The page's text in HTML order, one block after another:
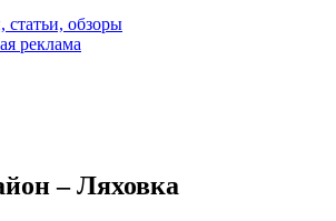
статьи, обзоры
реклама
– Ляховка